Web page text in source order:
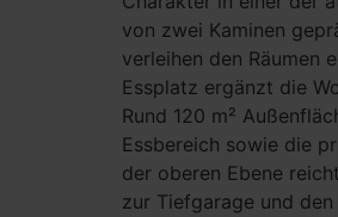
von zwei Kaminen
verleihen den Räumen
Essplatz ergänzt die
Rund 120 m²
Essbereich sowie die
der oberen Ebene
zur Tiefgarage und